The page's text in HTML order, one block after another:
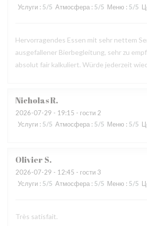
Услуги : 5/5 Атмосфера : 5/5 Меню : 5/5
Hervorragendes Essen mit sehr nettem
ausgefallener Bierbegleitung, sehr zu
absolut fair kalkuliert. Würde jederzeit
NicholasR
2026-07-29 - 19:15 - гости 2
Услуги : 5/5 Атмосфера : 5/5 Меню : 5/5
Olivier S
2026-07-29 - 12:45 - гости 3
Услуги : 5/5 Атмосфера : 5/5 Меню : 5/5
Très satisfait.